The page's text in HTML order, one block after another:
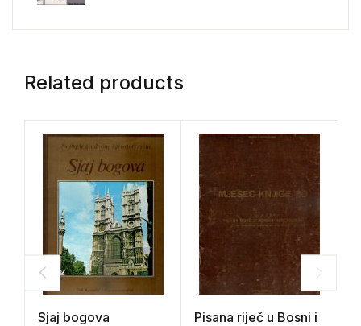
Related products
Sjaj bogova
Pisana riječ u Bosni i